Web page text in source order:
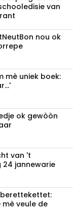
van
nou ok
mè uniek boek:
ok gewòòn
van 't
jannewarie
mè veule de